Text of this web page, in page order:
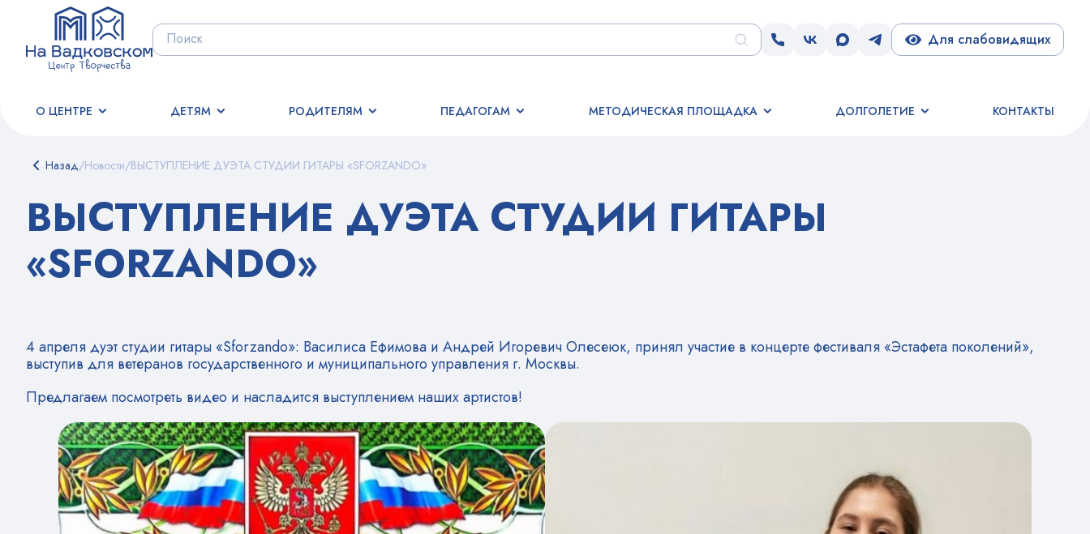
Для слабовидящих
О ЦЕНТРЕ ДЕТЯМ РОДИТЕЛЯМ ПЕДАГОГАМ МЕТОДИЧЕСКАЯ ПЛОЩАДКА ДОЛГОЛЕТИЕ КОНТАКТЫ
Назад/Новости/ВЫСТУПЛЕНИЕ ДУЭТА СТУДИИ ГИТАРЫ «SFORZANDO»
ВЫСТУПЛЕНИЕ ДУЭТА СТУДИИ ГИТАРЫ
«SFORZANDO»
4 апреля дуэт студии гитары «Sforzando»: Василиса Ефимова и Андрей Игоревич Олесеюк, принял участие в концерте фестиваля «Эстафета поколений»,
выступив для ветеранов государственного и муниципального управления г. Москвы.
Предлагаем посмотреть видео и насладится выступлением наших артистов!